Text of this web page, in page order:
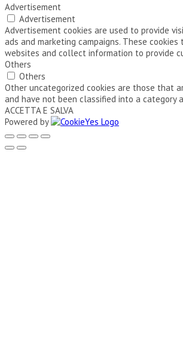
Advertisement
Advertisement
Advertisement cookies are used to provide
ads and marketing campaigns. These
websites and collect information to provide
Others
Others
Other uncategorized cookies are those that
and have not been classified into a category
ACCETTA E SALVA
Powered by